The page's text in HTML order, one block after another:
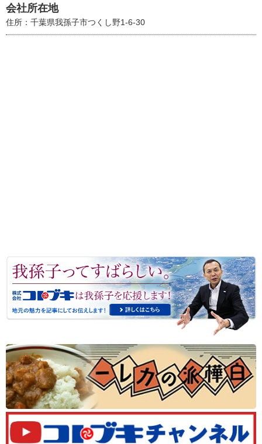
会社所在地
住所：千葉県我孫子市つくし野1-6-30